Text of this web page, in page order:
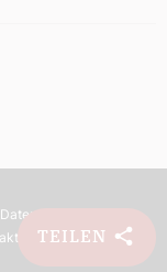
TEILEN
Datenschutz
Barrierefreiheit